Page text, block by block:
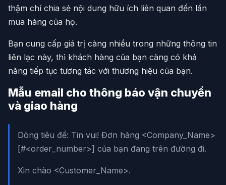
thậm chí chia sẻ nội dung hữu ích liên quan đến lần
mua hàng của họ.
Bạn cung cấp giá trị càng nhiều trong những thông tin
liên lạc này, thì khách hàng của bạn càng có khả
năng tiếp tục tương tác với thương hiệu của bạn.
Mẫu email cho thông báo vận chuyển
và giao hàng
Dòng tiêu đề: Tin vui! Đơn hàng <Company_Name>
[#<order_number>] của bạn đang trên đường đi.
Xin chào <Customer_Name>.